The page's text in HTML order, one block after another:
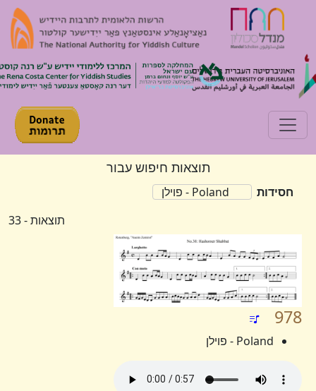
Toggle navigation
תוצאות חיפוש עבור
חסידות
Poland - פוילן
תוצאות - 33
978
Poland - פוילן